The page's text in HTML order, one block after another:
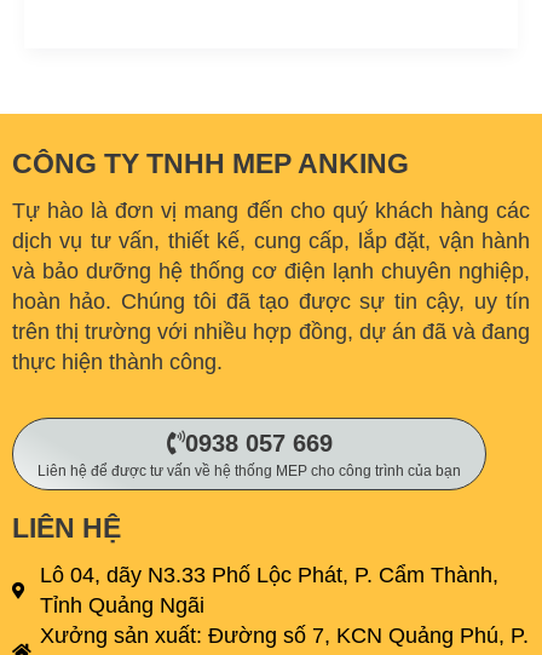
CÔNG TY TNHH MEP ANKING
Tự hào là đơn vị mang đến cho quý khách hàng các
dịch vụ tư vấn, thiết kế, cung cấp, lắp đặt, vận hành
và bảo dưỡng hệ thống cơ điện lạnh chuyên nghiệp,
hoàn hảo. Chúng tôi đã tạo được sự tin cậy, uy tín
trên thị trường với nhiều hợp đồng, dự án đã và đang
thực hiện thành công.
0938 057 669
Liên hệ để được tư vấn về hệ thống MEP cho công trình của bạn
LIÊN HỆ
Lô 04, dãy N3.33 Phố Lộc Phát, P. Cẩm Thành,
Tỉnh Quảng Ngãi
Xưởng sản xuất: Đường số 7, KCN Quảng Phú, P.